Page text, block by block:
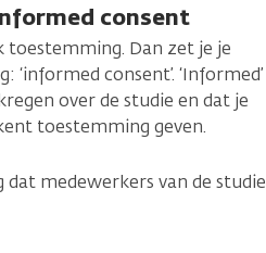
consent
toestemming. Dan zet je je
consent’. ‘Informed’
over de studie en dat je
toestemming geven.
medewerkers van de studie